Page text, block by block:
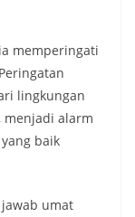
memperingati
lingkungan
menjadi alarm
baik
umat